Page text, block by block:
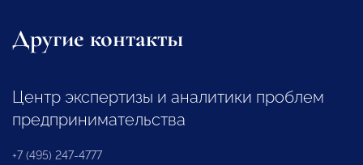
Другие контакты
Центр экспертизы и аналитики проблем
предпринимательства
+7 (495) 247-4777